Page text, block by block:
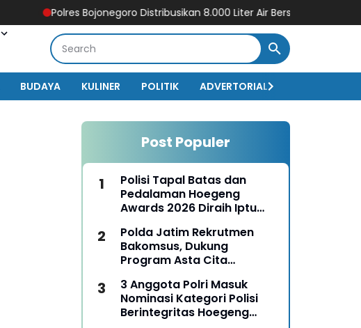
Polres Bojonegoro Distribusikan 8.000 Liter Air Bersih untuk Warga
BUDAYA KULINER POLITIK ADVERTORIAL
Post Populer
Polisi Tapal Batas dan
Pedalaman Hoegeng
Awards 2026 Diraih Iptu
Pengabdian Humanis di
Nduga
Polda Jatim Rekrutmen
Bakomsus, Dukung
Program Asta Cita
3 Anggota Polri Masuk
Nominasi Kategori Polisi
Berintegritas Hoegeng